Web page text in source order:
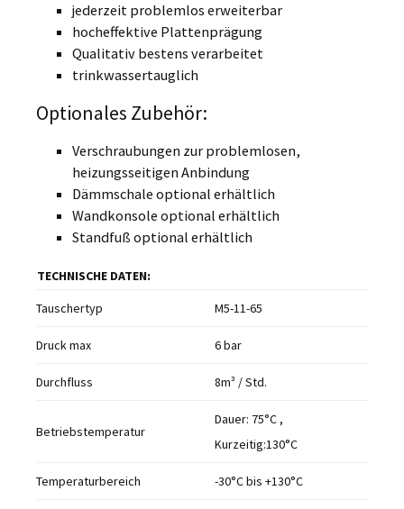
jederzeit problemlos erweiterbar
hocheffektive Plattenprägung
Qualitativ bestens verarbeitet
trinkwassertauglich
Optionales Zubehör:
Verschraubungen zur problemlosen,
heizungsseitigen Anbindung
Dämmschale optional erhältlich
Wandkonsole optional erhältlich
Standfuß optional erhältlich
TECHNISCHE DATEN:
Tauschertyp
M5-11-65
Druck max 6 bar
Durchfluss 8m³ / Std.
Betriebstemperatur
Dauer: 75°C ,
Kurzeitig:130°C
Temperaturbereich -30°C bis +130°C